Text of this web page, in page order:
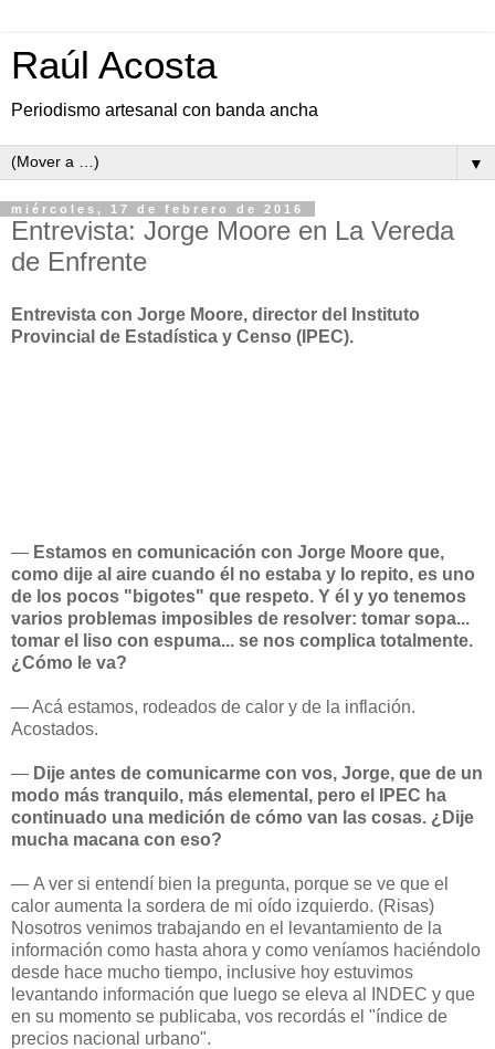
Raúl Acosta
Periodismo artesanal con banda ancha
▼
miércoles, 17 de febrero de 2016
Entrevista: Jorge Moore en La Vereda
de Enfrente
Entrevista con Jorge Moore, director del Instituto
Provincial de Estadística y Censo (IPEC).
— Estamos en comunicación con Jorge Moore que,
como dije al aire cuando él no estaba y lo repito, es uno
de los pocos "bigotes" que respeto. Y él y yo tenemos
varios problemas imposibles de resolver: tomar sopa...
tomar el liso con espuma... se nos complica totalmente.
¿Cómo le va?
— Acá estamos, rodeados de calor y de la inflación.
Acostados.
— Dije antes de comunicarme con vos, Jorge, que de un
modo más tranquilo, más elemental, pero el IPEC ha
continuado una medición de cómo van las cosas. ¿Dije
mucha macana con eso?
— A ver si entendí bien la pregunta, porque se ve que el
calor aumenta la sordera de mi oído izquierdo. (Risas)
Nosotros venimos trabajando en el levantamiento de la
información como hasta ahora y como veníamos haciéndolo
desde hace mucho tiempo, inclusive hoy estuvimos
levantando información que luego se eleva al INDEC y que
en su momento se publicaba, vos recordás el "índice de
precios nacional urbano".